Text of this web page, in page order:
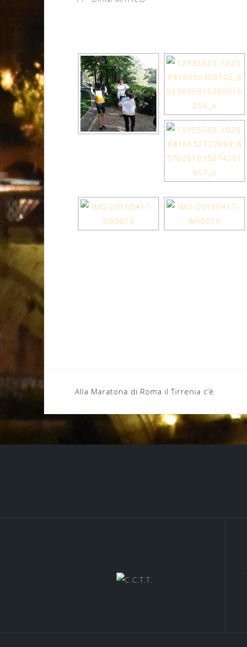
Navigazione
Alla Maratona di Roma il Tirrenia c’è